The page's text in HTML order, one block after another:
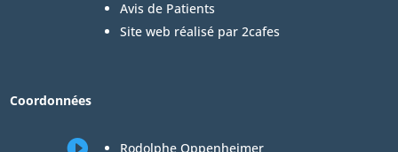
Avis de Patients
Site web réalisé par 2cafes
Coordonnées
Rodolphe Oppenheimer